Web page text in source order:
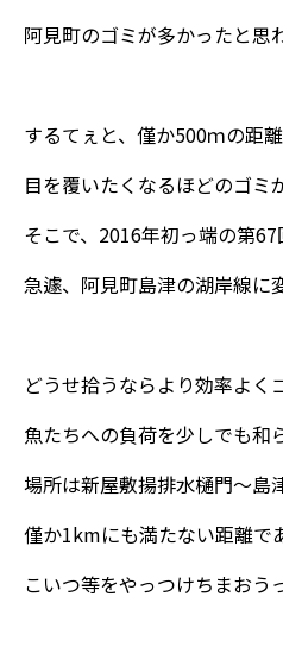
阿見町のゴミが多かったと思
するてぇと、僅か500ｍの距離
目を覆いたくなるほどのゴミ
そこで、2016年初っ端の第67
急遽、阿見町島津の湖岸線に
どうせ拾うならより効率よく
魚たちへの負荷を少しでも和
場所は新屋敷揚排水樋門～島
僅か1kmにも満たない距離で
こいつ等をやっつけちまおう